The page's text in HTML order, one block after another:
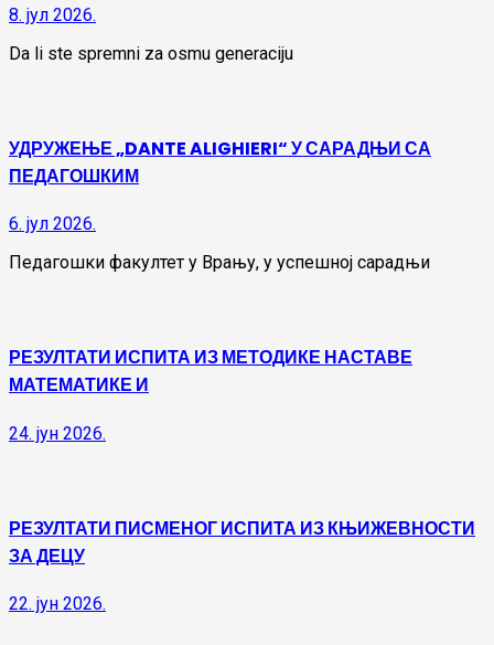
8. јул 2026.
Da li ste spremni za osmu generaciju
УДРУЖЕЊЕ „DANTE ALIGHIERI“ У САРАДЊИ СА
ПЕДАГОШКИМ
6. јул 2026.
Педагошки факултет у Врању, у успешној сарадњи
РЕЗУЛТАТИ ИСПИТА ИЗ МЕТОДИКЕ НАСТАВЕ
МАТЕМАТИКЕ И
24. јун 2026.
РЕЗУЛТАТИ ПИСМЕНОГ ИСПИТА ИЗ КЊИЖЕВНОСТИ
ЗА ДЕЦУ
22. јун 2026.